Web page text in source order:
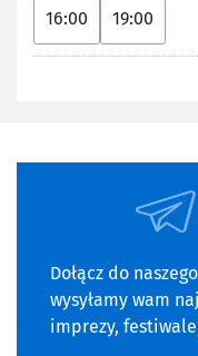
16:00 19:00
Dołącz do
wysyłamy wam
imprezy,